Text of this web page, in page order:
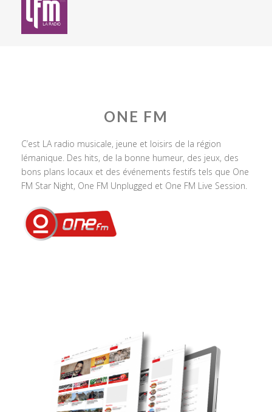
ONE FM
C’est LA radio musicale, jeune et loisirs de la région
lémanique. Des hits, de la bonne humeur, des jeux, des
bons plans locaux et des événements festifs tels que One
FM Star Night, One FM Unplugged et One FM Live Session.